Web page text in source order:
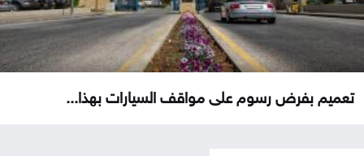
تعميم بفرض رسوم على مواقف السيارات بهذا...